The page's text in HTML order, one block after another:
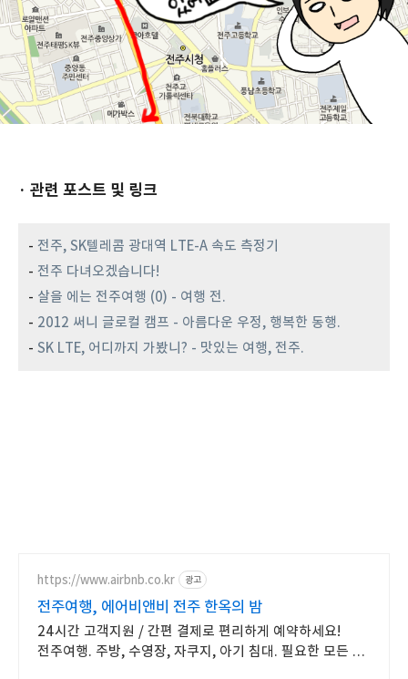
· 관련 포스트 및 링크
- 전주, SK텔레콤 광대역 LTE-A 속도 측정기
- 전주 다녀오겠습니다!
- 살을 에는 전주여행 (0) - 여행 전.
- 2012 써니 글로컬 캠프 - 아름다운 우정, 행복한 동행.
- SK LTE, 어디까지 가봤니? - 맛있는 여행, 전주.
https://www.airbnb.co.kr 광고
전주여행, 에어비앤비 전주 한옥의 밤
24시간 고객지원 / 간편 결제로 편리하게 예약하세요!
전주여행. 주방, 수영장, 자쿠지, 아기 침대. 필요한 모든 게